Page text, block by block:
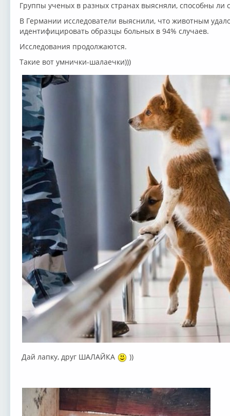
Группы ученых в разных странах выясняли, способны ли
В Германии исследователи выяснили, что животным
идентифицировать образцы больных в 94% случаев.
Исследования продолжаются.
Такие вот умнички-шалаечки)))
Дай лапку, друг ШАЛАЙКА ))